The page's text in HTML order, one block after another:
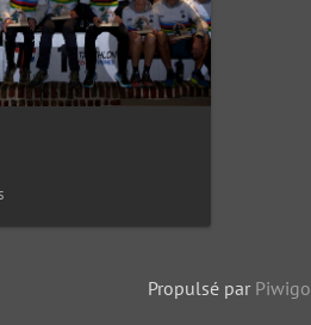
Propulsé par Piwigo